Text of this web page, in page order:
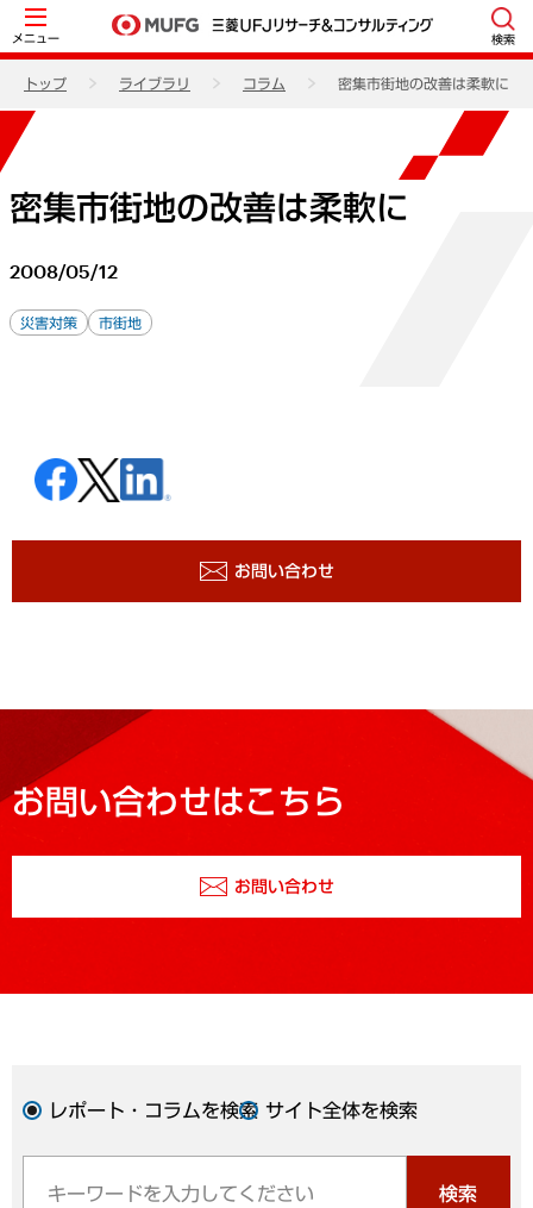
メニュー 検索
トップ ライブラリ コラム 密集市街地の改善は柔軟に
密集市街地の改善は柔軟に
2008/05/12
災害対策 市街地
お問い合わせ
お問い合わせはこちら
お問い合わせ
レポート・コラムを検索 サイト全体を検索
検索